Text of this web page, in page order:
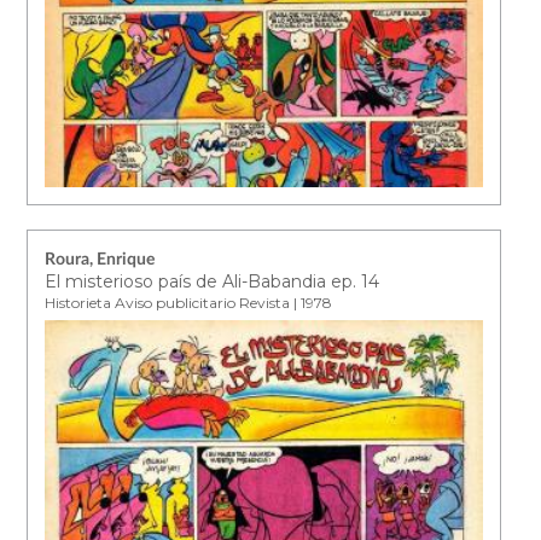
Roura, Enrique
El misterioso país de Ali-Babandia ep. 14
Historieta Aviso publicitario Revista | 1978